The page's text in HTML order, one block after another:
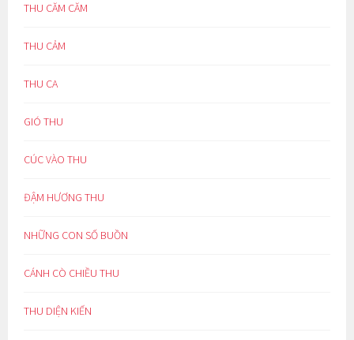
THU CĂM CĂM
THU CẢM
THU CA
GIÓ THU
CÚC VÀO THU
ĐẬM HƯƠNG THU
NHỮNG CON SỐ BUỒN
CÁNH CÒ CHIỀU THU
THU DIỆN KIẾN